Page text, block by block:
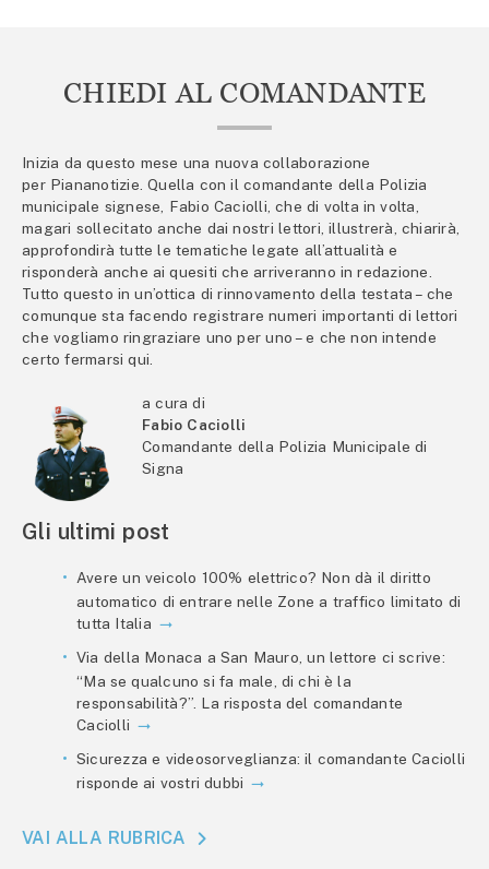
CHIEDI AL COMANDANTE
Inizia da questo mese una nuova collaborazione
per Piananotizie. Quella con il comandante della Polizia
municipale signese, Fabio Caciolli, che di volta in volta,
magari sollecitato anche dai nostri lettori, illustrerà, chiarirà,
approfondirà tutte le tematiche legate all’attualità e
risponderà anche ai quesiti che arriveranno in redazione.
Tutto questo in un’ottica di rinnovamento della testata – che
comunque sta facendo registrare numeri importanti di lettori
che vogliamo ringraziare uno per uno – e che non intende
certo fermarsi qui.
a cura di
Fabio Caciolli
Comandante della Polizia Municipale di
Signa
Gli ultimi post
Avere un veicolo 100% elettrico? Non dà il diritto
automatico di entrare nelle Zone a traffico limitato di
tutta Italia
Via della Monaca a San Mauro, un lettore ci scrive:
“Ma se qualcuno si fa male, di chi è la
responsabilità?”. La risposta del comandante
Caciolli
Sicurezza e videosorveglianza: il comandante Caciolli
risponde ai vostri dubbi
VAI ALLA RUBRICA